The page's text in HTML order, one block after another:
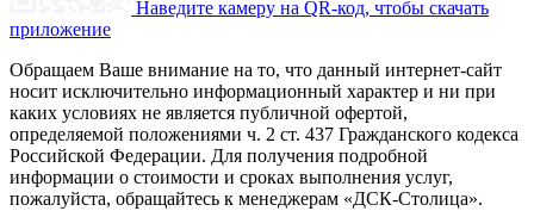
Наведите камеру на QR-код, чтобы скачать
приложение
Обращаем Ваше внимание на то, что данный интернет-сайт
носит исключительно информационный характер и ни при
каких условиях не является публичной офертой,
определяемой положениями ч. 2 ст. 437 Гражданского кодекса
Российской Федерации. Для получения подробной
информации о стоимости и сроках выполнения услуг,
пожалуйста, обращайтесь к менеджерам «ДСК-Столица».